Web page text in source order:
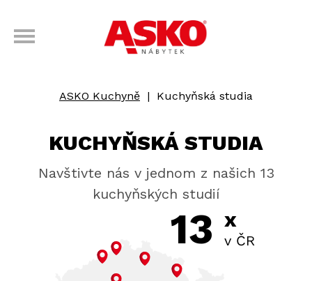
ASKO Kuchyně | Kuchyňská studia
KUCHYŇSKÁ STUDIA
Navštivte nás v jednom z našich 13
kuchyňských studií
13 x
v ČR